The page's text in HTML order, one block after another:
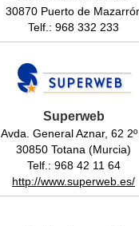
30870 Puerto de
Telf.: 968 332 233
Superweb
Avda. General Aznar, 62 2º
30850 Totana (Murcia)
Telf.: 968 42 11 64
http://www.superweb.es/